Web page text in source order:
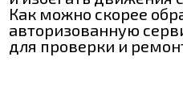
Как можно скорее
авторизованную
для проверки и